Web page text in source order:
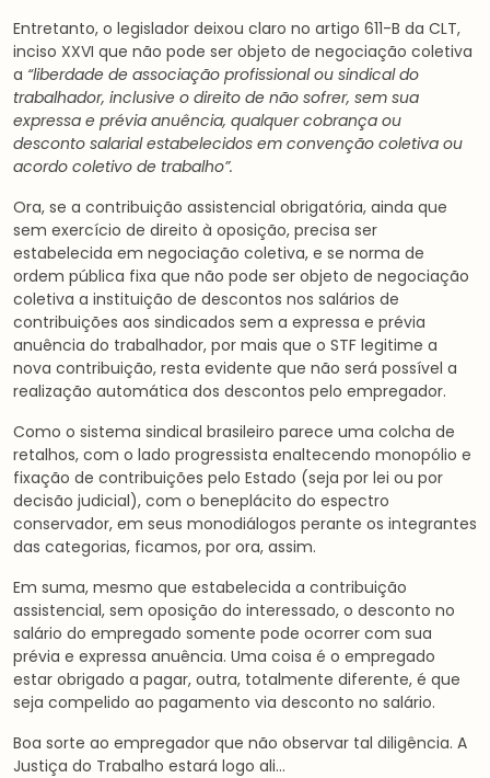
Entretanto, o legislador deixou claro no artigo 611-B da CLT,
inciso XXVI que não pode ser objeto de negociação coletiva
a “liberdade de associação profissional ou sindical do
trabalhador, inclusive o direito de não sofrer, sem sua
expressa e prévia anuência, qualquer cobrança ou
desconto salarial estabelecidos em convenção coletiva ou
acordo coletivo de trabalho”.
Ora, se a contribuição assistencial obrigatória, ainda que
sem exercício de direito à oposição, precisa ser
estabelecida em negociação coletiva, e se norma de
ordem pública fixa que não pode ser objeto de negociação
coletiva a instituição de descontos nos salários de
contribuições aos sindicados sem a expressa e prévia
anuência do trabalhador, por mais que o STF legitime a
nova contribuição, resta evidente que não será possível a
realização automática dos descontos pelo empregador.
Como o sistema sindical brasileiro parece uma colcha de
retalhos, com o lado progressista enaltecendo monopólio e
fixação de contribuições pelo Estado (seja por lei ou por
decisão judicial), com o beneplácito do espectro
conservador, em seus monodiálogos perante os integrantes
das categorias, ficamos, por ora, assim.
Em suma, mesmo que estabelecida a contribuição
assistencial, sem oposição do interessado, o desconto no
salário do empregado somente pode ocorrer com sua
prévia e expressa anuência. Uma coisa é o empregado
estar obrigado a pagar, outra, totalmente diferente, é que
seja compelido ao pagamento via desconto no salário.
Boa sorte ao empregador que não observar tal diligência. A
Justiça do Trabalho estará logo ali…